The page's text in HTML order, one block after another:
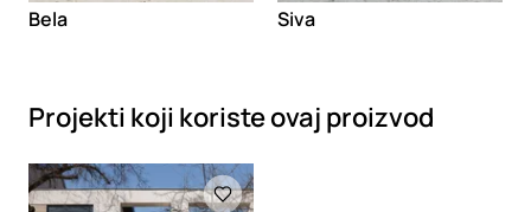
Bela Siva
Projekti koji koriste ovaj proizvod
Loading